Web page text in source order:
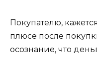
Покупателю,
плюсе после
осознание, что